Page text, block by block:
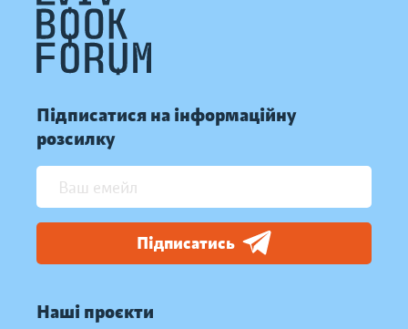
Підписатися на інформаційну
розсилку
Підписатись
Наші проєкти